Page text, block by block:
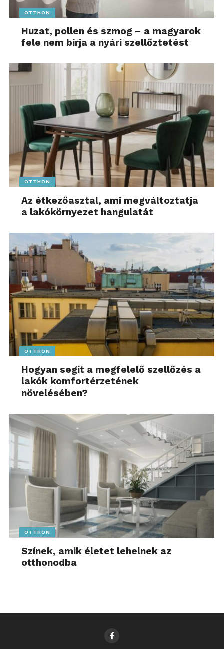
OTTHON
Huzat, pollen és szmog – a magyarok
fele nem bírja a nyári szellőztetést
OTTHON
Az étkezőasztal, ami megváltoztatja
a lakókörnyezet hangulatát
OTTHON
Hogyan segít a megfelelő szellőzés a
lakók komfortérzetének
növelésében?
OTTHON
Színek, amik életet lehelnek az
otthonodba